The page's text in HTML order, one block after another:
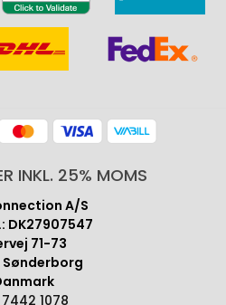
INKL. 25% MOMS
A/S
DK27907547
71-73
7442 1078